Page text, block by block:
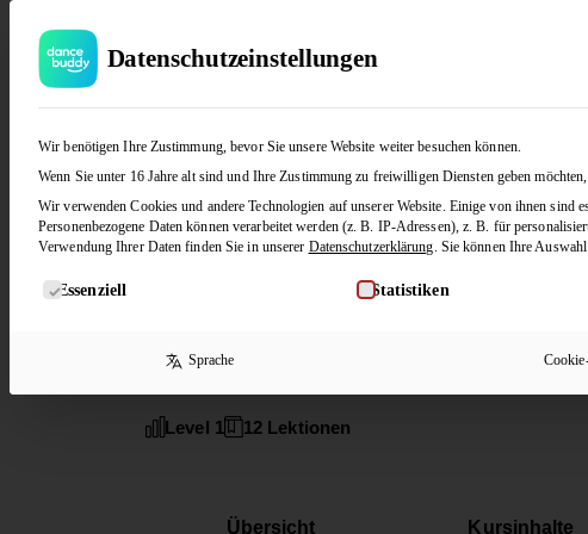
Tanzlehrer
Josi & Patrik
Kategorie
Langsamer Walzer
Langsamer Walzer
Level 1 12 Lektionen
Übersicht Kursinhalte
Datenschutzeinstellungen
Wir benötigen Ihre Zustimmung, bevor Sie unsere Website weiter besuchen können.
Wenn Sie unter 16 Jahre alt sind und Ihre Zustimmung zu freiwilligen Diensten geben
Wir verwenden Cookies und andere Technologien auf unserer Website. Einige von ihnen sind
Personenbezogene Daten können verarbeitet werden (z. B. IP-Adressen), z. B. für
Verwendung Ihrer Daten finden Sie in unserer Datenschutzerklärung. Sie können Ihre
Es folgt eine Liste der Service-Gruppen, für die eine
Essenziell Statistiken
Sprache